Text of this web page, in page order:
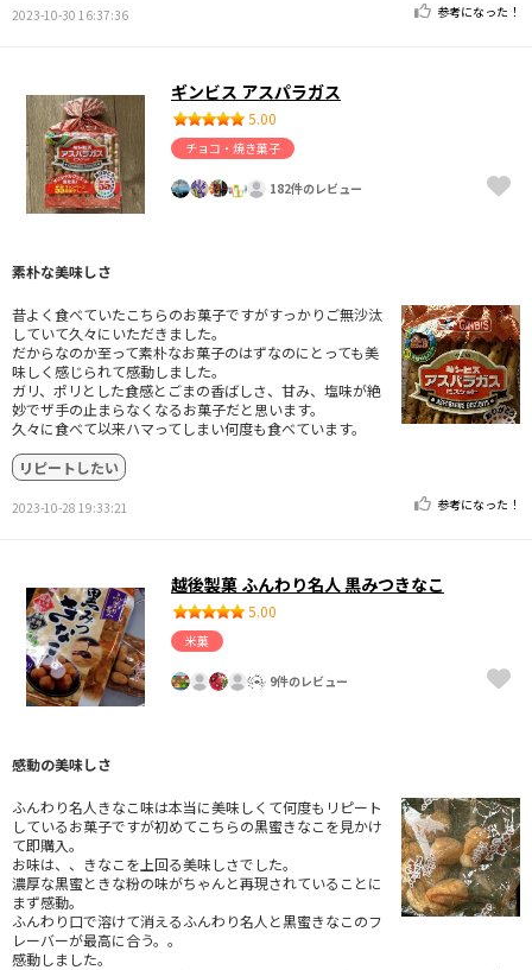
2023-10-30 16:37:36 参考になった！
ギンビス アスパラガス
5.00
チョコ・焼き菓子
182件のレビュー
素朴な美味しさ
昔よく食べていたこちらのお菓子ですがすっかりご無沙汰
していて久々にいただきました。
だからなのか至って素朴なお菓子のはずなのにとっても美
味しく感じられて感動しました。
ガリ、ポリとした食感とごまの香ばしさ、甘み、塩味が絶
妙でザ手の止まらなくなるお菓子だと思います。
久々に食べて以来ハマってしまい何度も食べています。
リピートしたい
2023-10-28 19:33:21 参考になった！
越後製菓 ふんわり名人 黒みつきなこ
5.00
米菓
9件のレビュー
感動の美味しさ
ふんわり名人きなこ味は本当に美味しくて何度もリピート
しているお菓子ですが初めてこちらの黒蜜きなこを見かけ
て即購入。
お味は、、きなこを上回る美味しさでした。
濃厚な黒蜜ときな粉の味がちゃんと再現されていることに
まず感動。
ふんわり口で溶けて消えるふんわり名人と黒蜜きなこのフ
レーバーが最高に合う。。
感動しました。